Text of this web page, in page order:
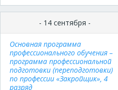
- 14 сентября -
Основная программа
профессионального обучения –
программа профессиональной
подготовки (переподготовки)
по профессии «Закройщик», 4
разряд